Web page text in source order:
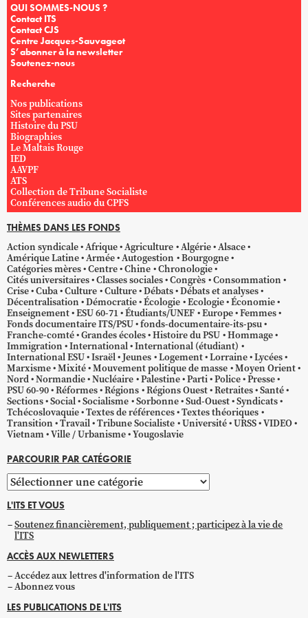
QUI SOMMES-NOUS ?
Contact ITS
Contact CJS
Centre Jacques-Sauvageot
S’abonner à la newsletter
Soutenez-nous
Recherche
Nos publications
Sites partenaires
Histoire du PSU
Biographies
Le Maltais Rouge
IED
AAVPF
ATS
Collection de Tribune Socialiste
Conférences audio du CPFS
THÈMES DANS LES FONDS
Action syndicale Afrique Agriculture Algérie Alsace
Amérique Latine Armée Autogestion
Bourgogne
Catégories mères Centre Chine Chronologie
Cités universitaires Classes sociales Congrès Consommation
Crise Cuba Culture Culture Débats Débats et analyses
Décentralisation Démocratie Écologie Ecologie Économie
Enseignement ESU 60-71 Étudiants/UNEF Europe Femmes
Fonds documentaire ITS/PSU fonds-documentaire-its-psu
Franche-comté Grandes écoles Histoire du PSU Hommage
Immigration International International (étudiant)
International ESU Israël Jeunes Logement Lorraine Lycées
Marxisme Mixité Mouvement politique de masse Moyen Orient
Nord Normandie Nucléaire Palestine Parti Police Presse
PSU 60-90 Réformes Régions Régions Ouest Retraites Santé
Sections Social Socialisme Sorbonne Sud-Ouest Syndicats
Tchécoslovaquie Textes de références Textes théoriques
Transition Travail Tribune Socialiste Université URSS VIDEO
Vietnam Ville / Urbanisme Yougoslavie
PARCOURIR PAR CATÉGORIE
Parcourir
par
catégorie
L'ITS ET VOUS
Soutenez financièrement, publiquement ; participez à la vie de
l'ITS
ACCÈS AUX NEWLETTERS
Accédez aux lettres d'information de l'ITS
Abonnez vous
LES PUBLICATIONS DE L'ITS